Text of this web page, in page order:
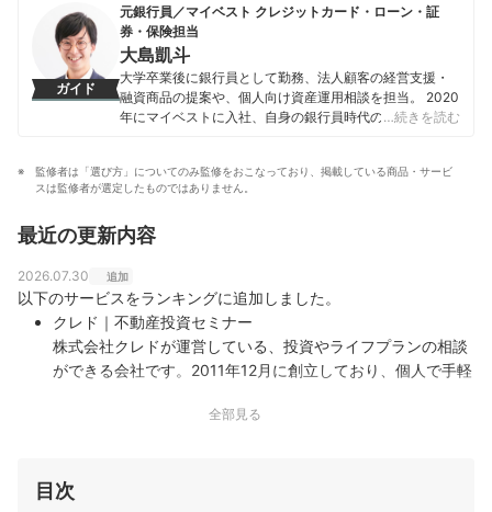
ージャパン株式会社」を設立。個人の資産設計を中心と
したマネー・ライフプランニングの提案を行う傍ら、法
人に対する経営コンサルティング、相続・事業承継設
計・保険設計の提案・サポート等を行う。 金融をテーマ
にした豊富な講演実績を持つほか、CFP®受験講座の講師
としても活躍する。著書に、『ゼロからわかる金融入門
基本と常識』『高配当投資ランキング大全』『7日でマス
る。
伊藤亮太（Ryota Ito）のプロフィール
ガイド
元銀行員／マイベスト クレジットカード・ローン・証
券・保険担当
大島凱斗
大学卒業後に銀行員として勤務、法人顧客の経営支援・
融資商品の提案や、個人向け資産運用相談を担当。 2020
年にマイベストに入社、自身の銀行員時代の経験を活か
済を専門に解説コンテンツの制作を統括する。 また、
Yahoo!ファイナンスで借入や投資への疑問や基礎知識に
大島凱斗のプロフィール
…続きを読む
監修者は「選び方」についてのみ監修をおこなっており、掲載している商品・サービ
スは監修者が選定したものではありません。
最近の更新内容
2026.07.30 追加
以下のサービスをランキングに追加しました。
クレド｜不動産投資セミナー
株式会社クレドが運営している、投資やライフプランの相談
ができる会社です。2011年12月に創立しており、個人で手軽
プランと、アセットアロケーション（資産分配）に着目した
35年以上培ってきた経験・ノウハウ・ネットワークを駆使
全部見る
目次